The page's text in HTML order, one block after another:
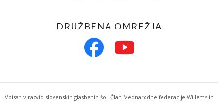
DRUŽBENA OMREŽJA
Vpisan v razvid slovenskih glasbenih šol. Član Mednarodne federacije Willems in